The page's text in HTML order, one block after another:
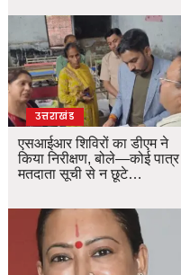
उत्तराखंड
एसआईआर शिविरों का डीएम ने
किया निरीक्षण, बोले—कोई पात्र
मतदाता सूची से न छूटे…